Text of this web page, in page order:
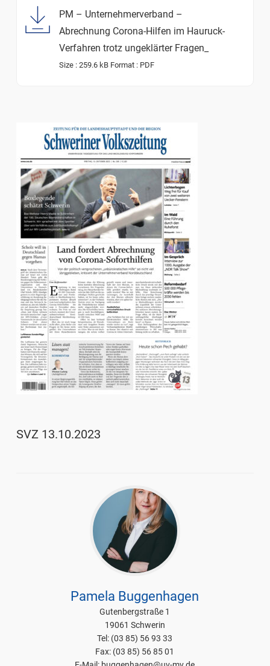
PM – Unternehmerverband –
Abrechnung Corona-Hilfen im Hauruck-
Verfahren trotz ungeklärter Fragen_
Size : 259.6 kBFormat : PDF
SVZ 13.10.2023
Pamela Buggenhagen
Gutenbergstraße 1
19061 Schwerin
Tel: (03 85) 56 93 33
Fax: (03 85) 56 85 01